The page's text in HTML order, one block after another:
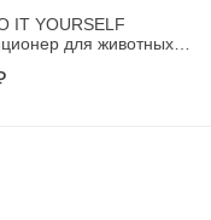
IT YOURSELF
для животных с